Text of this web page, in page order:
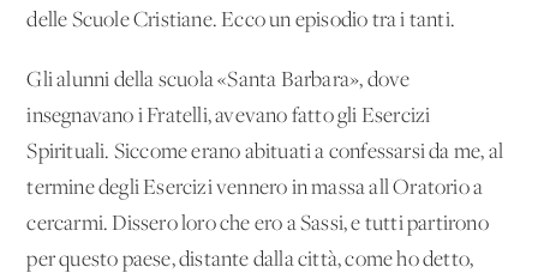
delle Scuole Cristiane. Ecco un episodio tra i tanti.
Gli alunni della scuola «Santa Barbara», dove
insegnavano i Fratelli, avevano fatto gli Esercizi
Spirituali. Siccome erano abituati a confessarsi da me, al
termine degli Esercizi vennero in massa all'Oratorio a
cercarmi. Dissero loro che ero a Sassi, e tutti partirono
per questo paese, distante dalla città, come ho detto,